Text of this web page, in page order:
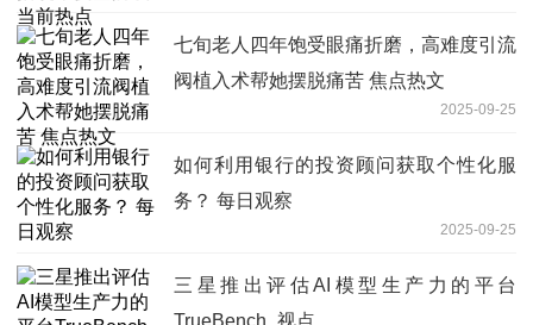
七旬老人四年饱受眼痛折磨，高难度引流
阀植入术帮她摆脱痛苦 焦点热文
2025-09-25
如何利用银行的投资顾问获取个性化服
务？ 每日观察
2025-09-25
三星推出评估AI模型生产力的平台
TrueBench_视点